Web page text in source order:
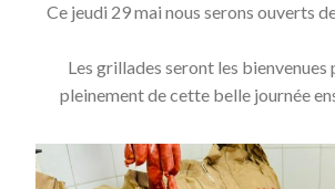
Ce jeudi 29 mai nous serons ouverts
Les grillades seront les
pleinement de cette belle journée